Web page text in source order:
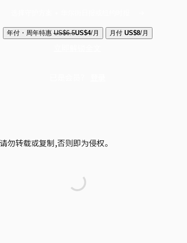
年付・周年特惠 US$6.5US$4/月 月付 US$8/月
勿转载或复制,否则即为侵权。